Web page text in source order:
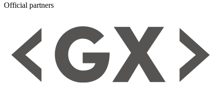
Official partners